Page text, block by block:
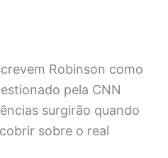
Robinson como
pela CNN
surgirão quando
sobre o real